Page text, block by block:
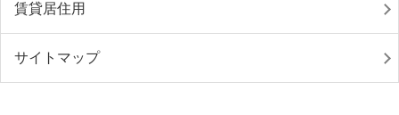
賃貸居住用
サイトマップ